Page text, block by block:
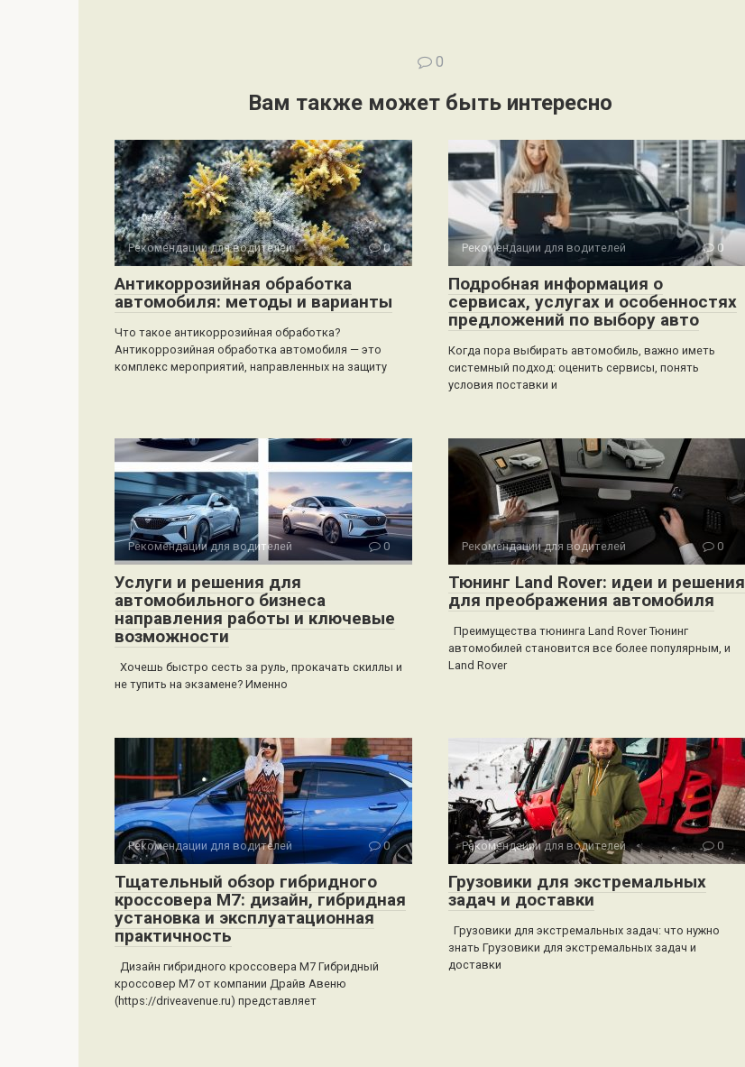
0
Вам также может быть интересно
Рекомендации для водителей 0
Антикоррозийная обработка
автомобиля: методы и варианты
Что такое антикоррозийная обработка?
Антикоррозийная обработка автомобиля — это
комплекс мероприятий, направленных на защиту
Рекомендации для водителей 0
Подробная информация о
сервисах, услугах и особенностях
предложений по выбору авто
Когда пора выбирать автомобиль, важно иметь
системный подход: оценить сервисы, понять
условия поставки и
Рекомендации для водителей 0
Услуги и решения для
автомобильного бизнеса
направления работы и ключевые
возможности
Хочешь быстро сесть за руль, прокачать скиллы и
не тупить на экзамене? Именно
Рекомендации для водителей 0
Тюнинг Land Rover: идеи и решения
для преображения автомобиля
Преимущества тюнинга Land Rover Тюнинг
автомобилей становится все более популярным, и
Land Rover
Рекомендации для водителей 0
Тщательный обзор гибридного
кроссовера M7: дизайн, гибридная
установка и эксплуатационная
практичность
Дизайн гибридного кроссовера M7 Гибридный
кроссовер M7 от компании Драйв Авеню
(https://driveavenue.ru) представляет
Рекомендации для водителей 0
Грузовики для экстремальных
задач и доставки
Грузовики для экстремальных задач: что нужно
знать Грузовики для экстремальных задач и
доставки